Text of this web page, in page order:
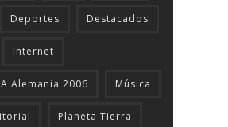
Deportes Destacados
Internet
Alemania 2006 Música
Planeta Tierra